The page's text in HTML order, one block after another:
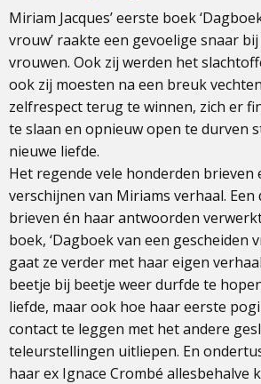
Miriam Jacques’ eerste boek
vrouw’ raakte een gevoelige snaar
vrouwen. Ook zij werden het
ook zij moesten na een breuk
zelfrespect terug te winnen, zich er
te slaan en opnieuw open te durven
nieuwe liefde.
Het regende vele honderden brieven
verschijnen van Miriams verhaal. Een
brieven én haar antwoorden
boek, ‘Dagboek van een gescheiden
gaat ze verder met haar eigen
beetje bij beetje weer durfde te
liefde, maar ook hoe haar eerste
contact te leggen met het andere
teleurstellingen uitliepen. En
haar ex Ignace Crombé allesbehalve